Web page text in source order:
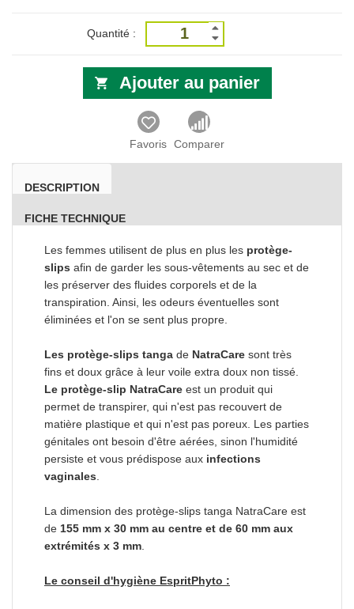
Quantité :
Ajouter au panier
Favoris Comparer
DESCRIPTION
FICHE TECHNIQUE
Les femmes utilisent de plus en plus les protège-
slips afin de garder les sous-vêtements au sec et de
les préserver des fluides corporels et de la
transpiration. Ainsi, les odeurs éventuelles sont
éliminées et l'on se sent plus propre.
Les protège-slips tanga de NatraCare sont très
fins et doux grâce à leur voile extra doux non tissé.
Le protège-slip NatraCare est un produit qui
permet de transpirer, qui n'est pas recouvert de
matière plastique et qui n'est pas poreux. Les parties
génitales ont besoin d'être aérées, sinon l'humidité
persiste et vous prédispose aux infections
vaginales
La dimension des protège-slips tanga NatraCare est
de 155 mm x 30 mm au centre et de 60 mm aux
extrémités x 3 mm
Le conseil d'hygiène EspritPhyto :